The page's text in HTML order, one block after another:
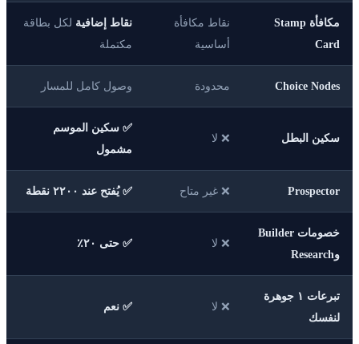
مكافأة Stamp
Card
نقاط مكافأة
أساسية
نقاط إضافية لكل بطاقة
مكتملة
Choice Nodes محدودة وصول كامل للمسار
سكين البطل ❌ لا
✅ سكين الموسم
مشمول
Prospector ❌ غير متاح ✅ يُفتح عند ٢٢٠٠ نقطة
خصومات Builder
وResearch
❌ لا ✅ حتى ٢٠٪
تبرعات ١ جوهرة
لنفسك
❌ لا ✅ نعم